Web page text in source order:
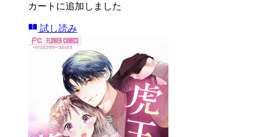
カートに追加しました
試し読み